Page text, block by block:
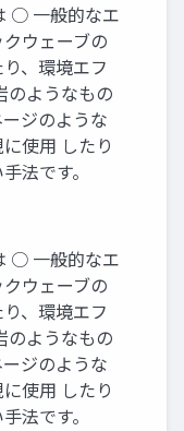
○ 一般的なエ
ウェーブの
、環境エフ
のようなもの
ジのような
使用 したり
法です。
○ 一般的なエ
ウェーブの
、環境エフ
のようなもの
ジのような
使用 したり
法です。